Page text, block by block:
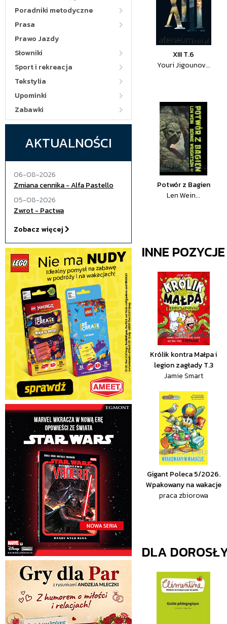
Poradniki metodyczne
Prasa
Prawo Jazdy
Słowniki
Sport i rekreacja
Tekstylia
Upominki
Zabawki
AKTUALNOŚCI
06-08-2026
Zmiana cennika - Alfa Pastello
05-08-2026
Zwrot - Pactwa
Zobacz więcej
XIII T.6
Youri Jigounov...
Potwór z Bagien
Len Wein...
INNE
Królik kontra Małpa i
legion zagłady T.3
Jamie Smart
Gigant Poleca 5/2026.
Wpakowany na wakacje
praca zbiorowa
DLA